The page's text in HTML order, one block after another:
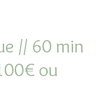
// 60 min
ou